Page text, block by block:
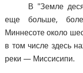
В "Земле
еще больше,
Миннесоте около
в том числе здесь
реки — Миссисипи.